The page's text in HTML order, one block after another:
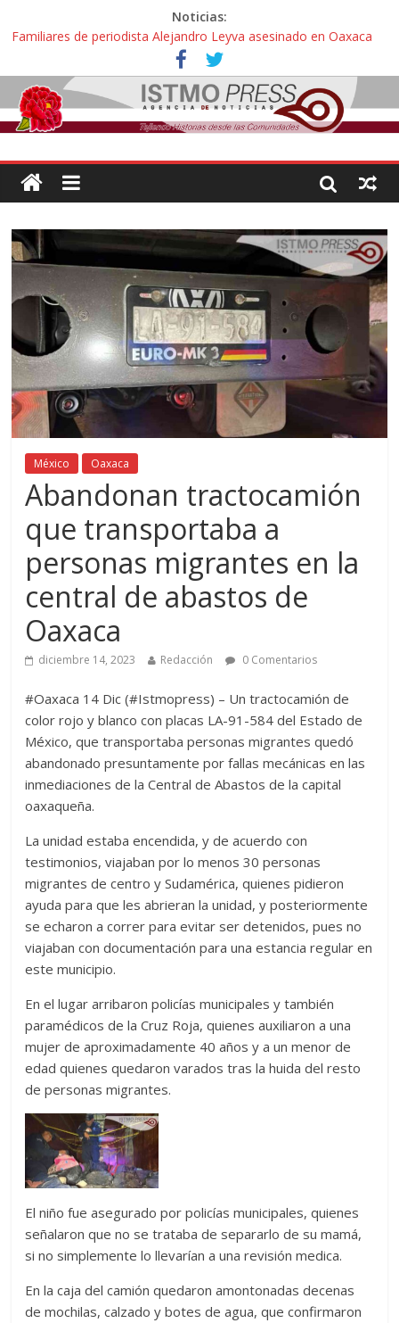
Noticias:
Familiares de periodista Alejandro Leyva asesinado en Oaxaca
protestan y exigen justicia en desfile de delegaciones
Alertan pescadores de Juchitán, Oaxaca de nuevo despojo de su
territorio para construir un parque eólico
Pescadores y comuneros ikoots detienen la extracción ilegal de
material pétreo de gravera Oyamel
ahora pescadores de Salinas del Marqués denuncian daños de
Pemex
México Oaxaca
Abandonan tractocamión
que transportaba a
personas migrantes en la
central de abastos de
Oaxaca
diciembre 14, 2023 Redacción 0 Comentarios
#Oaxaca 14 Dic (#Istmopress) – Un tractocamión de
color rojo y blanco con placas LA-91-584 del Estado de
México, que transportaba personas migrantes quedó
abandonado presuntamente por fallas mecánicas en las
inmediaciones de la Central de Abastos de la capital
oaxaqueña.
La unidad estaba encendida, y de acuerdo con
testimonios, viajaban por lo menos 30 personas
migrantes de centro y Sudamérica, quienes pidieron
ayuda para que les abrieran la unidad, y posteriormente
se echaron a correr para evitar ser detenidos, pues no
viajaban con documentación para una estancia regular en
este municipio.
En el lugar arribaron policías municipales y también
paramédicos de la Cruz Roja, quienes auxiliaron a una
mujer de aproximadamente 40 años y a un menor de
edad quienes quedaron varados tras la huida del resto
de personas migrantes.
El niño fue asegurado por policías municipales, quienes
señalaron que no se trataba de separarlo de su mamá,
si no simplemente lo llevarían a una revisión medica.
En la caja del camión quedaron amontonadas decenas
de mochilas, calzado y botes de agua, que confirmaron